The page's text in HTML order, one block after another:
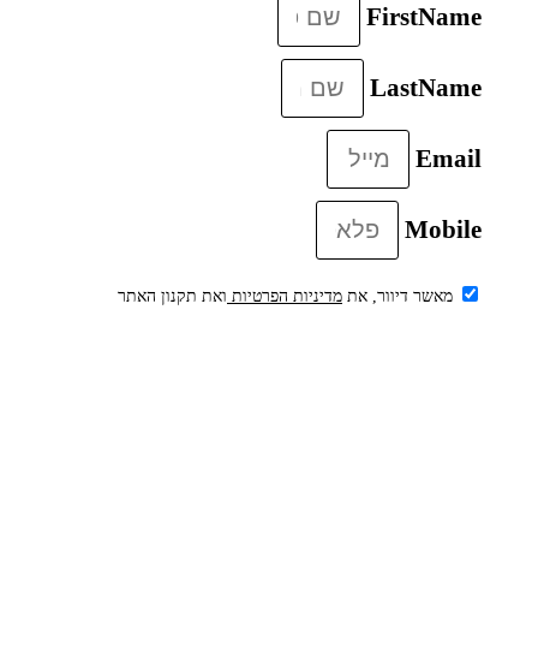
FirstName
LastName
Email
Mobile
מאשר דיוור, את מדיניות הפרטיות ואת תקנון האתר